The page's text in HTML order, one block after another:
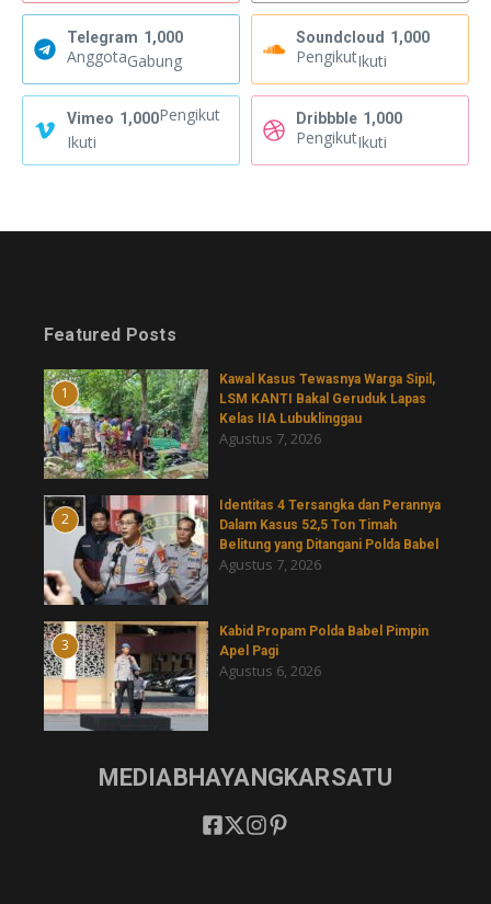
Telegram 1,000
AnggotaGabung
Soundcloud 1,000
PengikutIkuti
Vimeo 1,000Pengikut
Ikuti
Dribbble 1,000
PengikutIkuti
Featured Posts
1
Kawal Kasus Tewasnya Warga Sipil,
LSM KANTI Bakal Geruduk Lapas
Kelas IIA Lubuklinggau
Agustus 7, 2026
2
Identitas 4 Tersangka dan Perannya
Dalam Kasus 52,5 Ton Timah
Belitung yang Ditangani Polda Babel
Agustus 7, 2026
3
Kabid Propam Polda Babel Pimpin
Apel Pagi
Agustus 6, 2026
MEDIABHAYANGKARSATU